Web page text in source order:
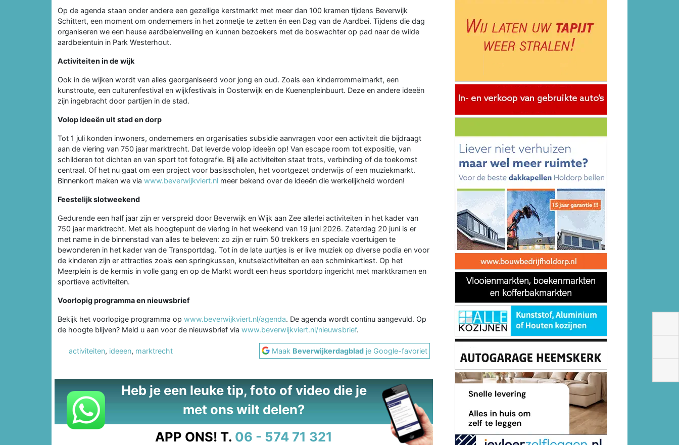
Op de agenda staan onder andere een gezellige kerstmarkt met meer dan 100 kramen tijdens Beverwijk
Schittert, een moment om ondernemers in het zonnetje te zetten én een Dag van de Aardbei. Tijdens die dag
organiseren we een heuse aardbeienveiling en kunnen bezoekers met de boswachter op pad naar de wilde
aardbeientuin in Park Westerhout.
Activiteiten in de wijk
Ook in de wijken wordt van alles georganiseerd voor jong en oud. Zoals een kinderrommelmarkt, een
kunstroute, een culturenfestival en wijkfestivals in Oosterwijk en de Kuenenpleinbuurt. Deze en andere ideeën
zijn ingebracht door partijen in de stad.
Volop ideeën uit stad en dorp
Tot 1 juli konden inwoners, ondernemers en organisaties subsidie aanvragen voor een activiteit die bijdraagt
aan de viering van 750 jaar marktrecht. Dat leverde volop ideeën op! Van escape room tot expositie, van
schilderen tot dichten en van sport tot fotografie. Bij alle activiteiten staat trots, verbinding of de toekomst
centraal. Of het nu gaat om een project voor basisscholen, het voortgezet onderwijs of een muziekmarkt.
Binnenkort maken we via www.beverwijkviert.nl meer bekend over de ideeën die werkelijkheid worden!
Feestelijk slotweekend
Gedurende een half jaar zijn er verspreid door Beverwijk en Wijk aan Zee allerlei activiteiten in het kader van
750 jaar marktrecht. Met als hoogtepunt de viering in het weekend van 19 juni 2026. Zaterdag 20 juni is er
met name in de binnenstad van alles te beleven: zo zijn er ruim 50 trekkers en speciale voertuigen te
bewonderen in het kader van de Transportdag. Tot in de late uurtjes is er live muziek op diverse podia en voor
de kinderen zijn er attracties zoals een springkussen, knutselactiviteiten en een schminkartiest. Op het
Meerplein is de kermis in volle gang en op de Markt wordt een heus sportdorp ingericht met marktkramen en
sportieve activiteiten.
Voorlopig programma en nieuwsbrief
Bekijk het voorlopige programma op www.beverwijkviert.nl/agenda. De agenda wordt continu aangevuld. Op
de hoogte blijven? Meld u aan voor de nieuwsbrief via www.beverwijkviert.nl/nieuwsbrief.
activiteiten, ideeen, marktrecht Maak Beverwijkerdagblad je Google-favoriet
Heb je een leuke tip, foto of video die je
met ons wilt delen?
APP ONS! T. 06 - 574 71 321